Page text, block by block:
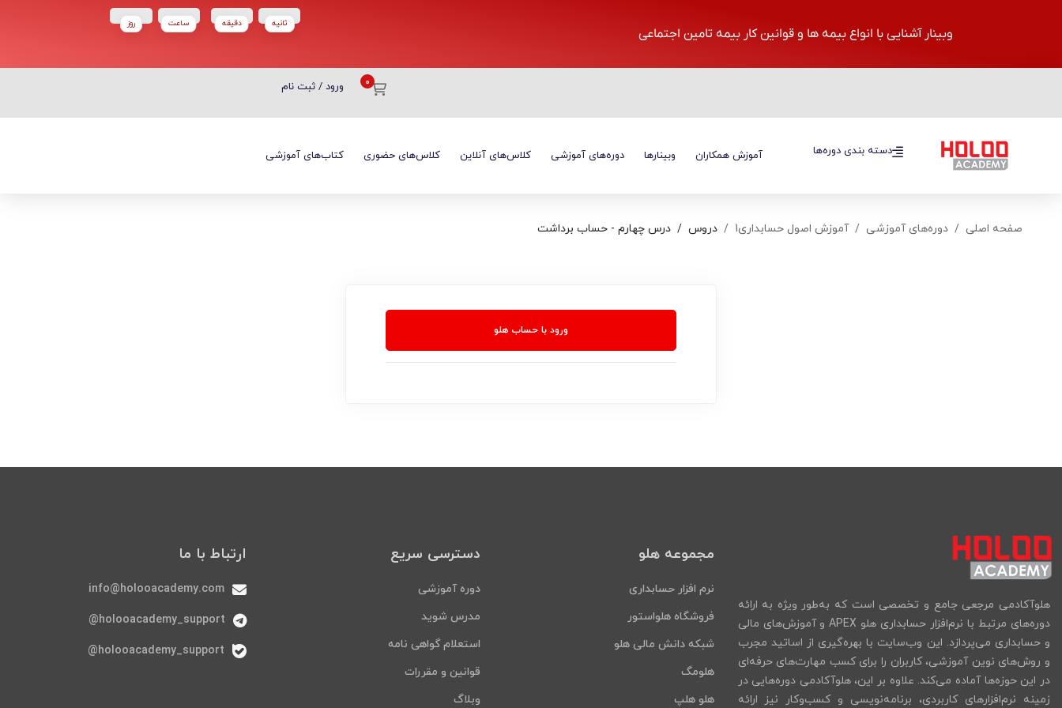
وبینار آشنایی با انواع بیمه ها و قوانین کار بیمه تامین اجتماعی
روز ساعت‌ دقیقه ثانیه
ورود / ثبت نام
دسته بندی دوره‌ها آموزش همکاران وبینارها دوره‌های آموزشی کلاس‌های آنلاین کلاس‌های حضوری کتاب‌های آموزشی دسته بندی دوره‌ها
صفحه اصلی دوره‌های آموزشی آموزش اصول حسابداری1 دروس درس چهارم - حساب برداشت
ورود با حساب هلو
هلوآکادمی مرجعی جامع و تخصصی است که به‌طور ویژه به ارائه
دوره‌های مرتبط با نرم‌افزار حسابداری هلو APEX و آموزش‌های مالی
و حسابداری می‌پردازد. این وب‌سایت با بهره‌گیری از اساتید مجرب
و روش‌های نوین آموزشی، کاربران را برای کسب مهارت‌های حرفه‌ای
در این حوزه‌ها آماده می‌کند. علاوه بر این، هلوآکادمی دوره‌هایی در
زمینه نرم‌افزارهای کاربردی، برنامه‌نویسی و کسب‌وکار نیز ارائه
مجموعه هلو
نرم افزار حسابداری
فروشگاه هلواستور
شبکه دانش مالی هلو
هلومگ
هلو هلپ
دسترسی سریع
دوره آموزشی
مدرس شوید
استعلام گواهی نامه
قوانین و مقررات
وبلاگ
ارتباط با ما
info@holooacademy.com
holooacademy_support@
holooacademy_support@